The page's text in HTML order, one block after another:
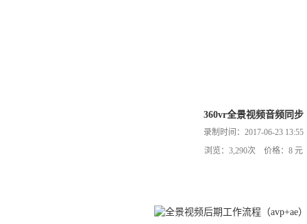
360vr全景视频音频同步
录制时间：2017-06-23 13:55
浏览：3,290次 价格：8 元